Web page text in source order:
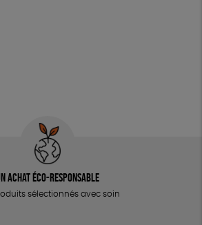
achat éco-responsable
sélectionnés avec soin